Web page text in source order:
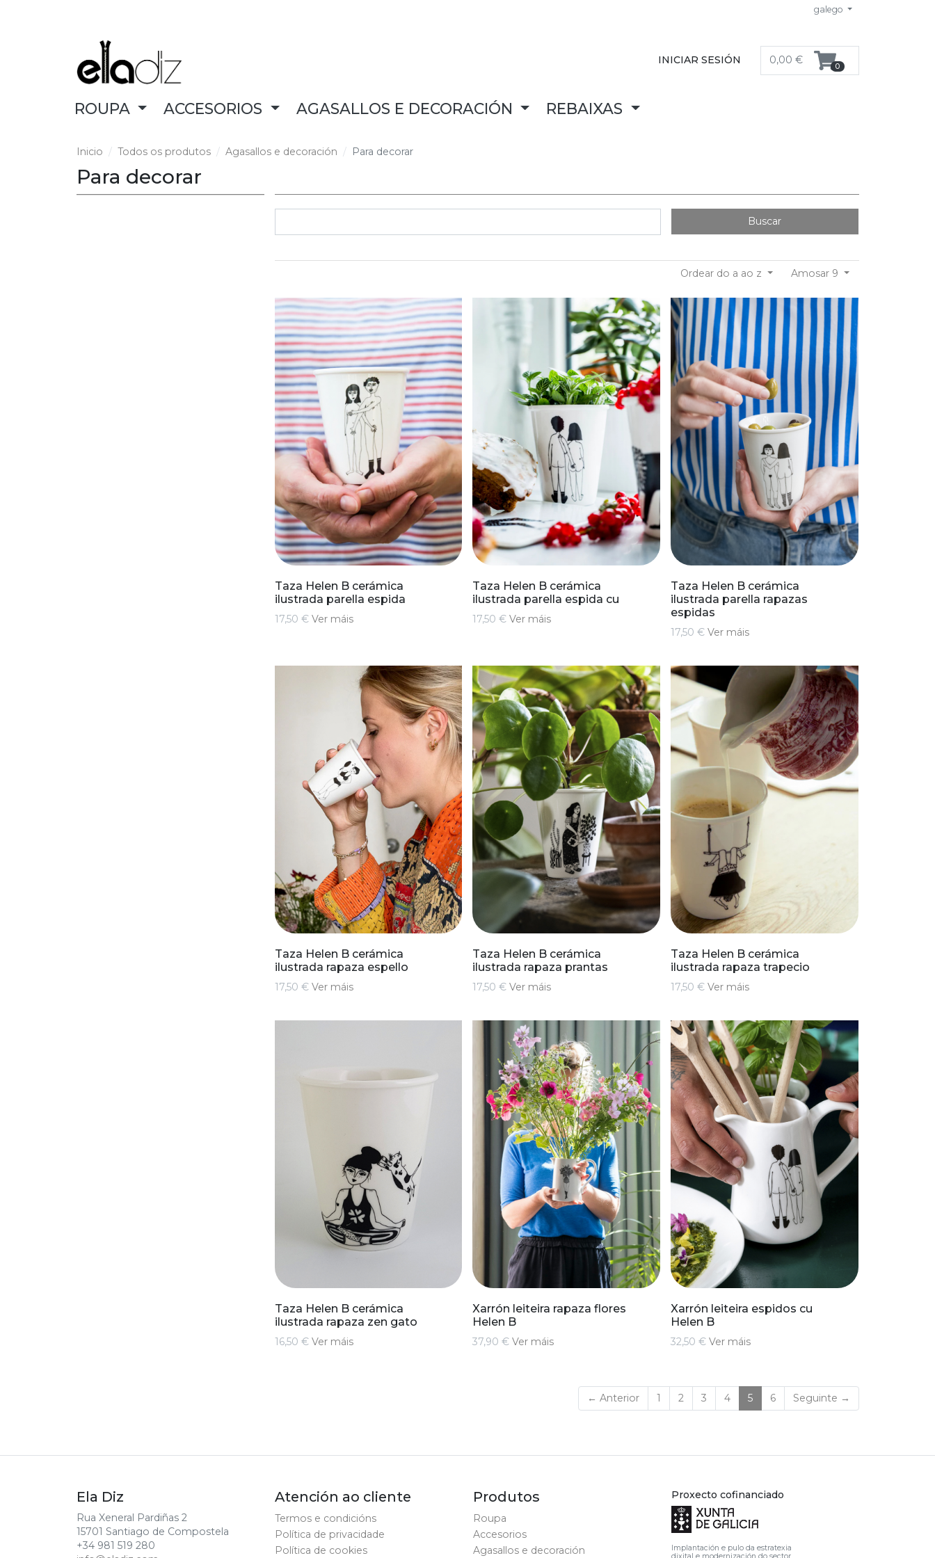
galego
INICIAR SESIÓN 0,00 € 0
ROUPA ACCESORIOS AGASALLOS E DECORACIÓN REBAIXAS
Inicio Todos os produtos Agasallos e decoración Para decorar
Para decorar
Buscar
Amosar 9
Ordear do a ao z
Taza Helen B cerámica
ilustrada parella espida
17,50 € Ver máis
Taza Helen B cerámica
ilustrada parella espida cu
17,50 €Ver máis
Taza Helen B cerámica
ilustrada parella rapazas
espidas
17,50 €Ver máis
Taza Helen B cerámica
ilustrada rapaza espello
17,50 € Ver máis
Taza Helen B cerámica
ilustrada rapaza prantas
17,50 €Ver máis
Taza Helen B cerámica
ilustrada rapaza trapecio
17,50 €Ver máis
Taza Helen B cerámica
ilustrada rapaza zen gato
16,50 € Ver máis
Xarrón leiteira rapaza flores
Helen B
37,90 €Ver máis
Xarrón leiteira espidos cu
Helen B
32,50 €Ver máis
← Anterior 1 2 3 4 5(current)
6 Seguinte →
Ela Diz
Rua Xeneral Pardiñas 2
15701 Santiago de Compostela
+34 981 519 280
Atención ao cliente
Termos e condicións
Política de privacidade
Política de cookies
Produtos
Roupa
Accesorios
Agasallos e decoración
Proxecto cofinanciado
Implantación e pulo da estratexia